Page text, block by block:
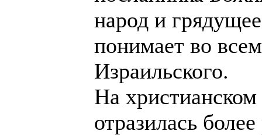
народ и
понимает во
Израильского.
На
отразилась